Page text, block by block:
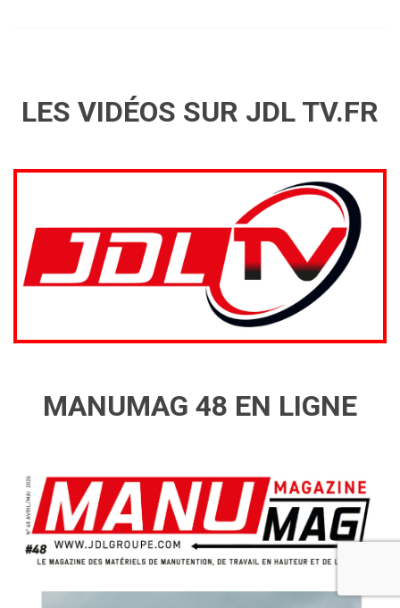
LES VIDÉOS SUR JDL TV.FR
MANUMAG 48 EN LIGNE